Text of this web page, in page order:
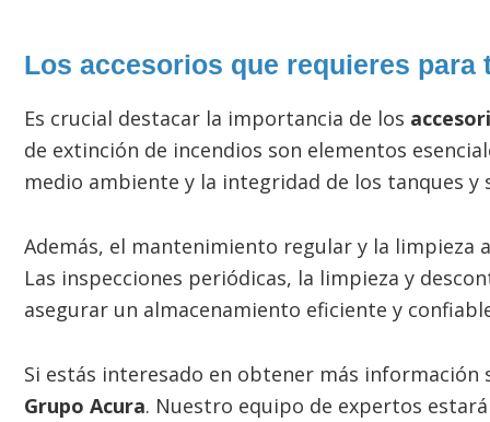
Los accesorios que requieres
Es crucial destacar la importancia de los
de extinción de incendios son elementos
medio ambiente y la integridad de los tanques y
Además, el mantenimiento regular y la limpieza
Las inspecciones periódicas, la limpieza y
asegurar un almacenamiento eficiente y
Si estás interesado en obtener más
Grupo Acura. Nuestro equipo de expertos